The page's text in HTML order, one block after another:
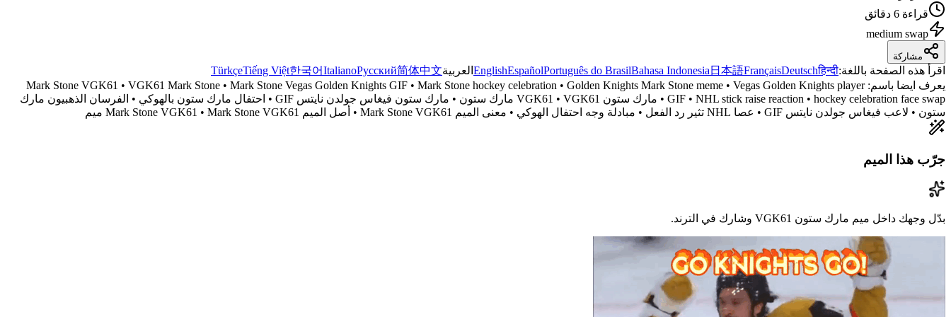
قراءة 6 دقائق
medium swap
مشاركة
اقرأ هذه الصفحة باللغة:
EnglishEspañolPortuguês do BrasilBahasa Indonesia 日本語FrançaisDeutschहिन्दी العربية TürkçeTiếng Việt한국어ItalianoРусский简体中文
يعرف ايضا باسم: Mark Stone VGK61 • VGK61 Mark Stone • Mark Stone Vegas Golden Knights GIF • Mark Stone hockey celebration • Golden Knights Mark Stone meme • Vegas Golden Knights player
GIF • NHL stick raise reaction • hockey celebration face swap • مارك ستون VGK61 • VGK61 مارك ستون • مارك ستون فيغاس جولدن نايتس GIF • احتفال مارك ستون بالهوكي • الفرسان الذهبيون مارك
ستون • لاعب فيغاس جولدن نايتس GIF • عصا NHL تثير رد الفعل • مبادلة وجه احتفال الهوكي • معنى الميم Mark Stone VGK61 • أصل الميم Mark Stone VGK61 • Mark Stone VGK61 ميم
جرّب هذا الميم
بدّل وجهك داخل ميم مارك ستون VGK61 وشارك في الترند.